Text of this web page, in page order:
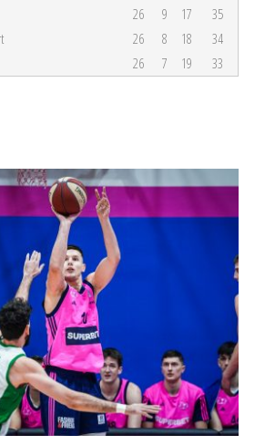
26 9 17
35
26 8 18
34
26 7 19 33